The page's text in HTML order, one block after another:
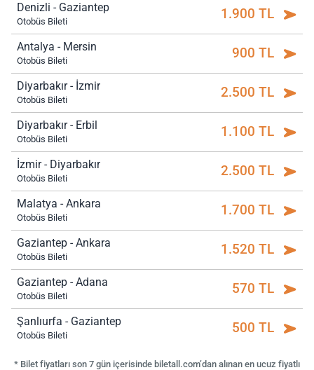
Denizli - Gaziantep
Otobüs Bileti 1.900 TL
Antalya - Mersin
Otobüs Bileti 900 TL
Diyarbakır - İzmir
Otobüs Bileti 2.500 TL
Diyarbakır - Erbil
Otobüs Bileti 1.100 TL
İzmir - Diyarbakır
Otobüs Bileti 2.500 TL
Malatya - Ankara
Otobüs Bileti 1.700 TL
Gaziantep - Ankara
Otobüs Bileti 1.520 TL
Gaziantep - Adana
Otobüs Bileti 570 TL
Şanlıurfa - Gaziantep
Otobüs Bileti 500 TL
* Bilet fiyatları son 7 gün içerisinde biletall.com’dan alınan en ucuz fiyatlı